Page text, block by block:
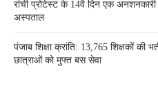
रांची प्रोटेस्ट के 14वें दिन एक अनशनकारी
अस्पताल
पंजाब शिक्षा क्रांति: 13,765 शिक्षकों की
छात्राओं को मुफ्त बस सेवा